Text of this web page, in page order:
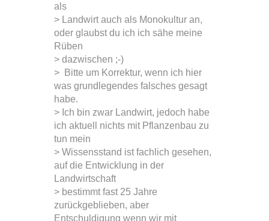
als
> Landwirt auch als Monokultur an,
oder glaubst du ich ich sähe meine
Rüben
> dazwischen ;-)
> Bitte um Korrektur, wenn ich hier
was grundlegendes falsches gesagt
habe.
> Ich bin zwar Landwirt, jedoch habe
ich aktuell nichts mit Pflanzenbau zu
tun mein
> Wissensstand ist fachlich gesehen,
auf die Entwicklung in der
Landwirtschaft
> bestimmt fast 25 Jahre
zurückgeblieben, aber
Entschuldigung wenn wir mit